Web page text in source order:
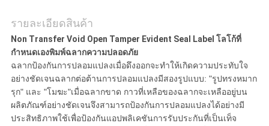
รายละเอียดสินค้า
Non Transfer Void Open Tamper Evident Seal Label โลโก้ที่
กำหนดเองพิมพ์ฉลากความปลอดภัย
ฉลากป้องกันการปลอมแปลงเมื่อดึงออกจะทำให้เกิดความประทับใจ
อย่างชัดเจนฉลากต่อต้านการปลอมแปลงมีสองรูปแบบ: "รูปทรงหมาก
รุก" และ "โมฆะ"เมื่อฉลากขาด กาวที่เหลือของฉลากจะเหลืออยู่บน
ผลิตภัณฑ์อย่างชัดเจนจึงสามารถป้องกันการปลอมแปลงได้อย่างมี
ประสิทธิภาพใช้เพื่อป้องกันแอปพลิเคชันการรับประกันที่เป็นเท็จ